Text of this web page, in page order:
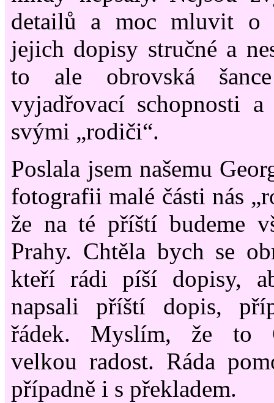
detailů a moc mluvit o
jejich dopisy stručné a
to ale obrovská
vyjadřovací schopnosti a
svými „rodiči“.
Poslala jsem našemu
fotografii malé části nás
že na té příští budeme
Prahy. Chtěla bych se
kteří rádi píší dopisy,
napsali příští dopis,
řádek. Myslím, že to
velkou radost. Ráda
případně i s překladem.